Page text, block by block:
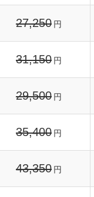
27,250 円
31,150 円
29,500 円
35,400 円
43,350 円